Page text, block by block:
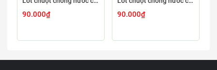
90.000₫ 90.000₫